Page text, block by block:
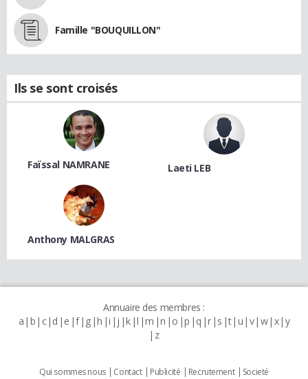
Famille "BOUQUILLON"
Ils se sont croisés
Faïssal NAMRANE Laeti LEB
Anthony MALGRAS
Annuaire des membres :
a b c d e f g h i j k l m n o p q r s t u v w x y
z
Qui sommes nous Contact Publicité Recrutement
Societé